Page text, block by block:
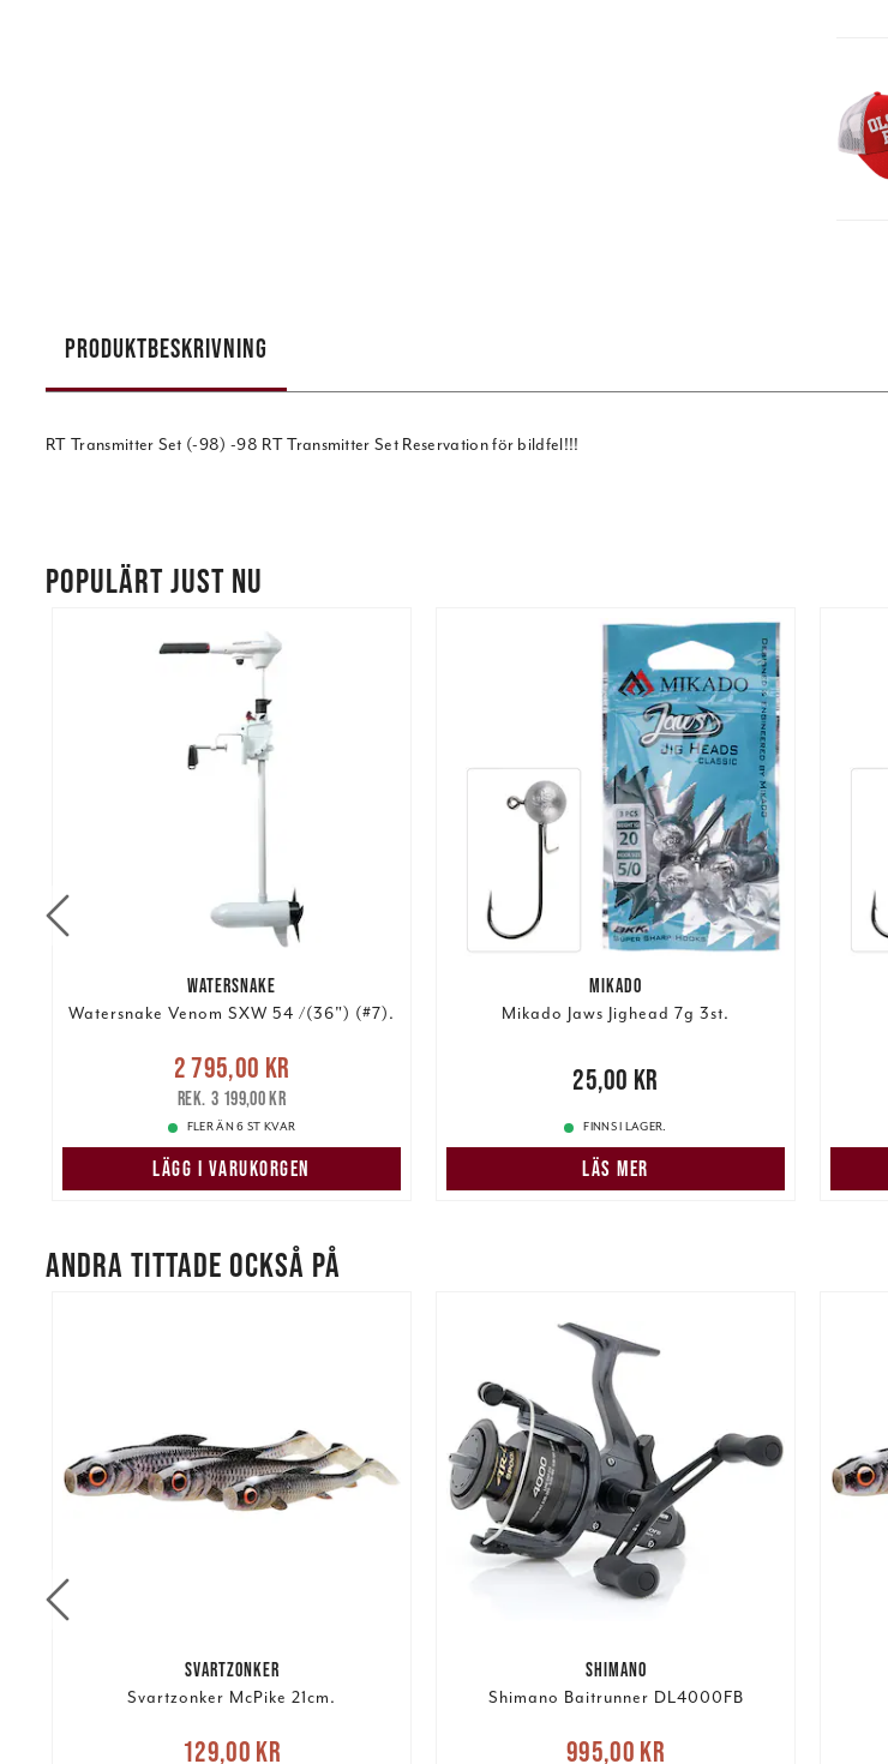
PRODUKTBESKRIVNING
RT Transmitter Set (-98) -98 RT Transmitter Set Reservation för bildfel!!!
POPULÄRT JUST NU
WATERSNAKE
Watersnake Venom SXW 54 /(36") (#7).
Nuvarande pris
2 795,00 krTidigare pris
3 199,00 kr
2 795,00 kr
3 199,00 kr
FLER ÄN 6 ST KVAR
LÄGG I VARUKORGEN
MIKADO
Mikado Jaws Jighead 7g 3st.
25,00 kr25,00 kr
FINNS I LAGER.
LÄS MER
ANDRA TITTADE OCKSÅ PÅ
SVARTZONKER
Svartzonker McPike 21cm.
Nuvarande pris
129,00 kr
SHIMANO
Shimano Baitrunner DL4000FB
Nuvarande pris
995,00 kr